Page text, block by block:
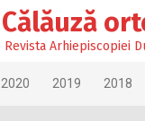
Călăuză
Revista Arhiepiscopiei
2020 2019 2018